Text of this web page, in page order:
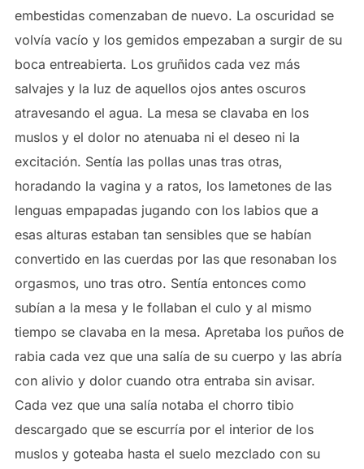
embestidas comenzaban de nuevo. La oscuridad se
volvía vacío y los gemidos empezaban a surgir de su
boca entreabierta. Los gruñidos cada vez más
salvajes y la luz de aquellos ojos antes oscuros
atravesando el agua. La mesa se clavaba en los
muslos y el dolor no atenuaba ni el deseo ni la
excitación. Sentía las pollas unas tras otras,
horadando la vagina y a ratos, los lametones de las
lenguas empapadas jugando con los labios que a
esas alturas estaban tan sensibles que se habían
convertido en las cuerdas por las que resonaban los
orgasmos, uno tras otro. Sentía entonces como
subían a la mesa y le follaban el culo y al mismo
tiempo se clavaba en la mesa. Apretaba los puños de
rabia cada vez que una salía de su cuerpo y las abría
con alivio y dolor cuando otra entraba sin avisar.
Cada vez que una salía notaba el chorro tibio
descargado que se escurría por el interior de los
muslos y goteaba hasta el suelo mezclado con su